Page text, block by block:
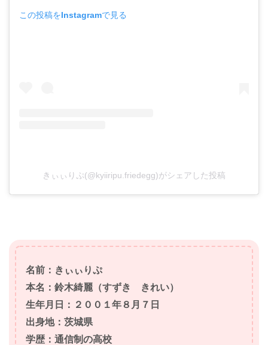
この投稿をInstagramで見る
きぃぃりぷ(@kyiiripu.friedegg)がシェアした投稿
名前：きぃぃりぷ
本名：鈴木綺麗（すずき きれい）
生年月日：２００１年８月７日
出身地：茨城県
学歴：通信制の高校